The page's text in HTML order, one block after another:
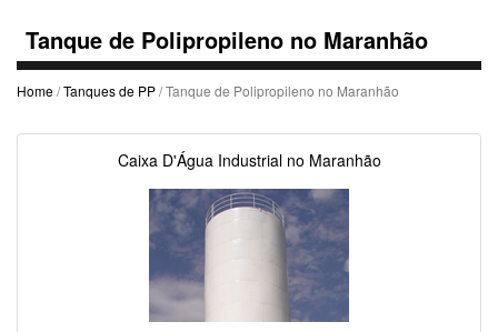
Tanque de Polipropileno no Maranhão
Home/Tanques de PP/ Tanque de Polipropileno no Maranhão
Caixa D'Água Industrial no Maranhão